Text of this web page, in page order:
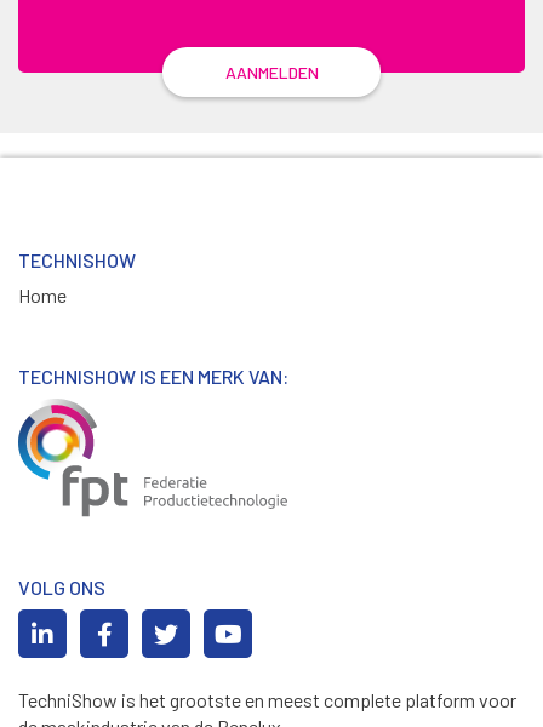
AANMELDEN
TECHNISHOW
Home
TECHNISHOW IS EEN MERK VAN:
VOLG ONS
TechniShow is het grootste en meest complete platform voor